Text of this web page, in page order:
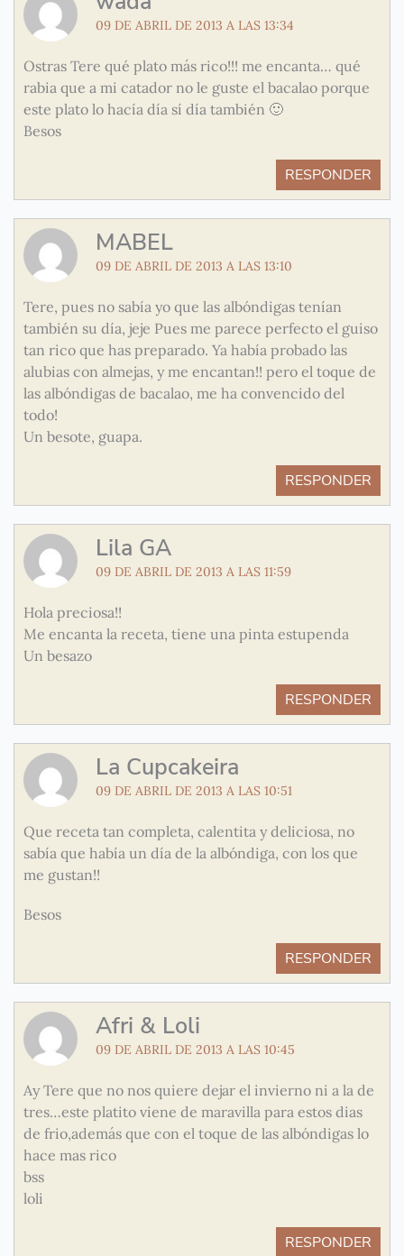
09 DE ABRIL DE 2013 A LAS 13:34
Ostras Tere qué plato más rico!!! me encanta… qué
rabia que a mi catador no le guste el bacalao porque
este plato lo hacía día sí día también 🙂
Besos
RESPONDER
MABEL
09 DE ABRIL DE 2013 A LAS 13:10
Tere, pues no sabía yo que las albóndigas tenían
también su día, jeje Pues me parece perfecto el guiso
tan rico que has preparado. Ya había probado las
alubias con almejas, y me encantan!! pero el toque de
las albóndigas de bacalao, me ha convencido del
todo!
Un besote, guapa.
RESPONDER
Lila GA
09 DE ABRIL DE 2013 A LAS 11:59
Hola preciosa!!
Me encanta la receta, tiene una pinta estupenda
Un besazo
RESPONDER
La Cupcakeira
09 DE ABRIL DE 2013 A LAS 10:51
Que receta tan completa, calentita y deliciosa, no
sabía que había un día de la albóndiga, con los que
me gustan!!
Besos
RESPONDER
Afri & Loli
09 DE ABRIL DE 2013 A LAS 10:45
Ay Tere que no nos quiere dejar el invierno ni a la de
tres…este platito viene de maravilla para estos dias
de frio,además que con el toque de las albóndigas lo
hace mas rico
bss
loli
RESPONDER